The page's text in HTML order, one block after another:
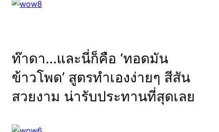
ท๊าดา…และนี่ก็คือ ‘ทอดมัน
ข้าวโพด’ สูตรทำเองง่ายๆ สีสัน
สวยงาม น่ารับประทานที่สุดเลย